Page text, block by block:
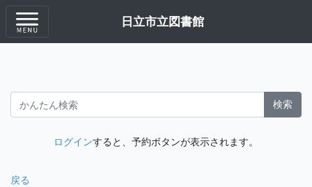
日立市立図書館
検索
ログインすると、予約ボタンが表示されます。
戻る